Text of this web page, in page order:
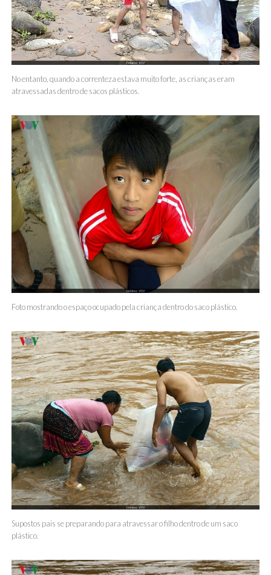
No entanto, quando a correnteza estava muito forte, as crianças eram
atravessadas dentro de sacos plásticos.
Foto mostrando o espaço ocupado pela criança dentro do saco plástico.
Supostos pais se preparando para atravessar o filho dentro de um saco
plástico.